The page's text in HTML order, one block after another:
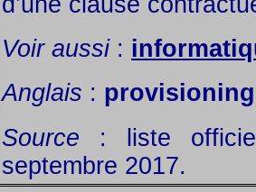
Voir aussi:
Anglais : provisioning
Source : liste
septembre 2017.